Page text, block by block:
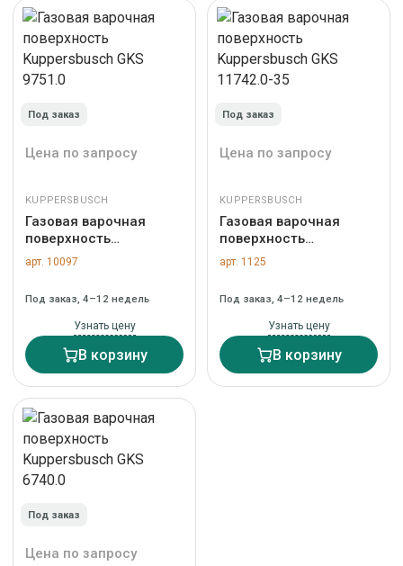
Под заказ
Цена по запросу
KUPPERSBUSCH
Газовая варочная
поверхность
Kuppersbusch GKS
9751.0
арт. 10097
Под заказ, 4–12 недель
Узнать цену
В корзину
Под заказ
Цена по запросу
KUPPERSBUSCH
Газовая варочная
поверхность
Kuppersbusch GKS
11742.0-35
арт. 1125
Под заказ, 4–12 недель
Узнать цену
В корзину
Под заказ
Цена по запросу